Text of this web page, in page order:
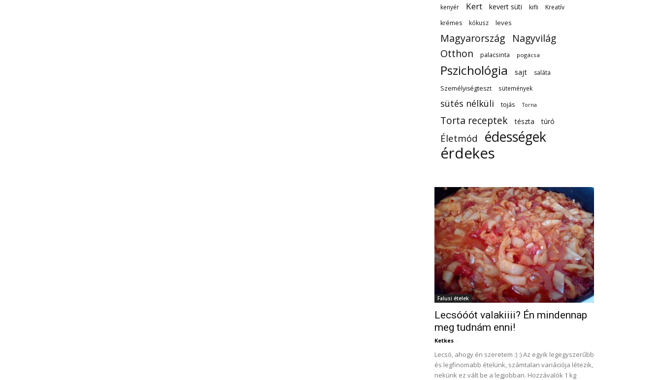
kenyér
Kert kevert süti kifli
Kreatív
krémes
kókusz leves
Magyarország
Nagyvilág
Otthon
palacsinta pogácsa
Pszichológia sajt
saláta
Személyiségteszt
sütemények
sütés nélküli tojás Torna
Torta receptek tészta túró
Életmód édességek
érdekes
Falusi ételek
Lecsóóót valakiiii? Én mindennap
meg tudnám enni!
Ketkes -
Lecsó, ahogy én szeretem :) :) Az egyik legegyszerűbb
és legfinomabb ételünk, számtalan variációja létezik,
nekünk ez vált be a legjobban. Hozzávalók 1 kg